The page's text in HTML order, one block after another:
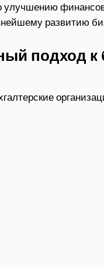
улучшению
развитию
подход к